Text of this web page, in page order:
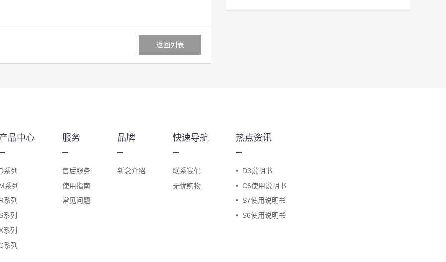
返回列表
产品中心
D系列
M系列
R系列
S系列
X系列
系列
服务
售后服务
使用指南
常见问题
品牌
新念介绍
快速导航
联系我们
无忧购物
热点资讯
• D3说明书
• C6使用说明书
• S7使用说明书
• S6使用说明书